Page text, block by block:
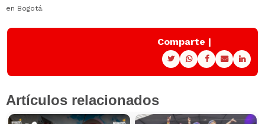
en Bogotá.
Comparte |
Artículos relacionados